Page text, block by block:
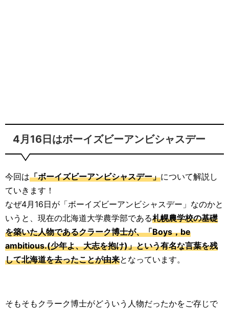
4月16日はボーイズビーアンビシャスデー
今回は「ボーイズビーアンビシャスデー」について解説し
ていきます！
なぜ4月16日が「ボーイズビーアンビシャスデー」なのかと
いうと、現在の北海道大学農学部である札幌農学校の基礎
を築いた人物であるクラーク博士が、「Boys，be
ambitious.(少年よ、大志を抱け)」という有名な言葉を残
して北海道を去ったことが由来となっています。
そもそもクラーク博士がどういう人物だったかをご存じで